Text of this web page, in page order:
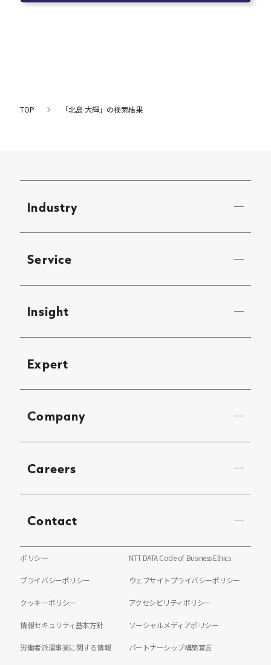
TOP 「北島 大輝」の検索結果
Industry
Service
Insight
Expert
Company
Careers
Contact
ポリシー NTT DATA Code of Business Ethics
プライバシーポリシー ウェブサイトプライバシーポリシー
クッキーポリシー アクセシビリティポリシー
情報セキュリティ基本方針 ソーシャルメディアポリシー
労働者派遣事業に関する情報 パートナーシップ構築宣言